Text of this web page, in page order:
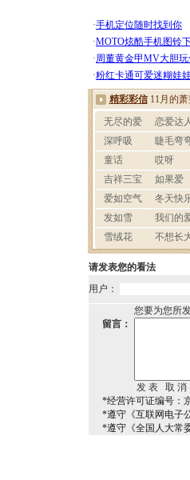
请发表您的看法
用户：
您要为您所
留言：
*经营许可证编号：
*遵守《互联网电子
*遵守《全国人大常